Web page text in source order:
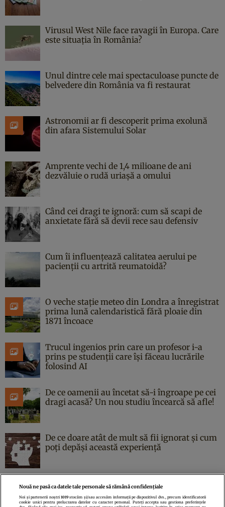
Virusul West Nile face ravagii în Europa. Care
este situația în România?
Unul dintre cele mai spectaculoase puncte de
belvedere din România va fi restaurat
Astronomii ar fi descoperit prima exolună
din afara Sistemului Solar
Amprente vechi de 1,4 milioane de ani
dezvăluie o rudă uriașă a omului
Când cei dragi te ignoră: cum să scapi de
anxietate fără să devii rece sau defensiv
Cum îi influențează calitatea aerului pe
pacienții cu artrită reumatoidă?
O veche stație meteo din Londra a înregistrat
prima lună calendaristică fără ploaie din
1871 încoace
Trucul ingenios prin care un profesor i-a
prins pe studenții care își făceau lucrările
folosind AI
De ce oamenii au încetat să-i îngroape pe cei
dragi acasă? Un nou studiu încearcă să afle!
De ce doare atât de mult să fii ignorat și cum
poți depăși această experiență
Nouă ne pasă ca datele tale personale să rămână confidențiale
Noi și partenerii noștri1019 stocăm și/sau accesăm informații pe dispozitivul dvs., precum identificatorii
cookie unici pentru prelucrarea datelor cu caracter personal. Puteți accepta sau gestiona preferințele